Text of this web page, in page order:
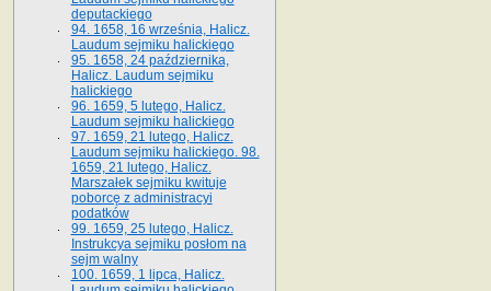
deputackiego
94. 1658, 16 września, Halicz.
Laudum sejmiku halickiego
95. 1658, 24 października,
Halicz. Laudum sejmiku
halickiego
96. 1659, 5 lutego, Halicz.
Laudum sejmiku halickiego
97. 1659, 21 lutego, Halicz.
Laudum sejmiku halickiego. 98.
1659, 21 lutego, Halicz.
Marszałek sejmiku kwituje
poborcę z administracyi
podatków
99. 1659, 25 lutego, Halicz.
Instrukcya sejmiku posłom na
sejm walny
100. 1659, 1 lipca, Halicz.